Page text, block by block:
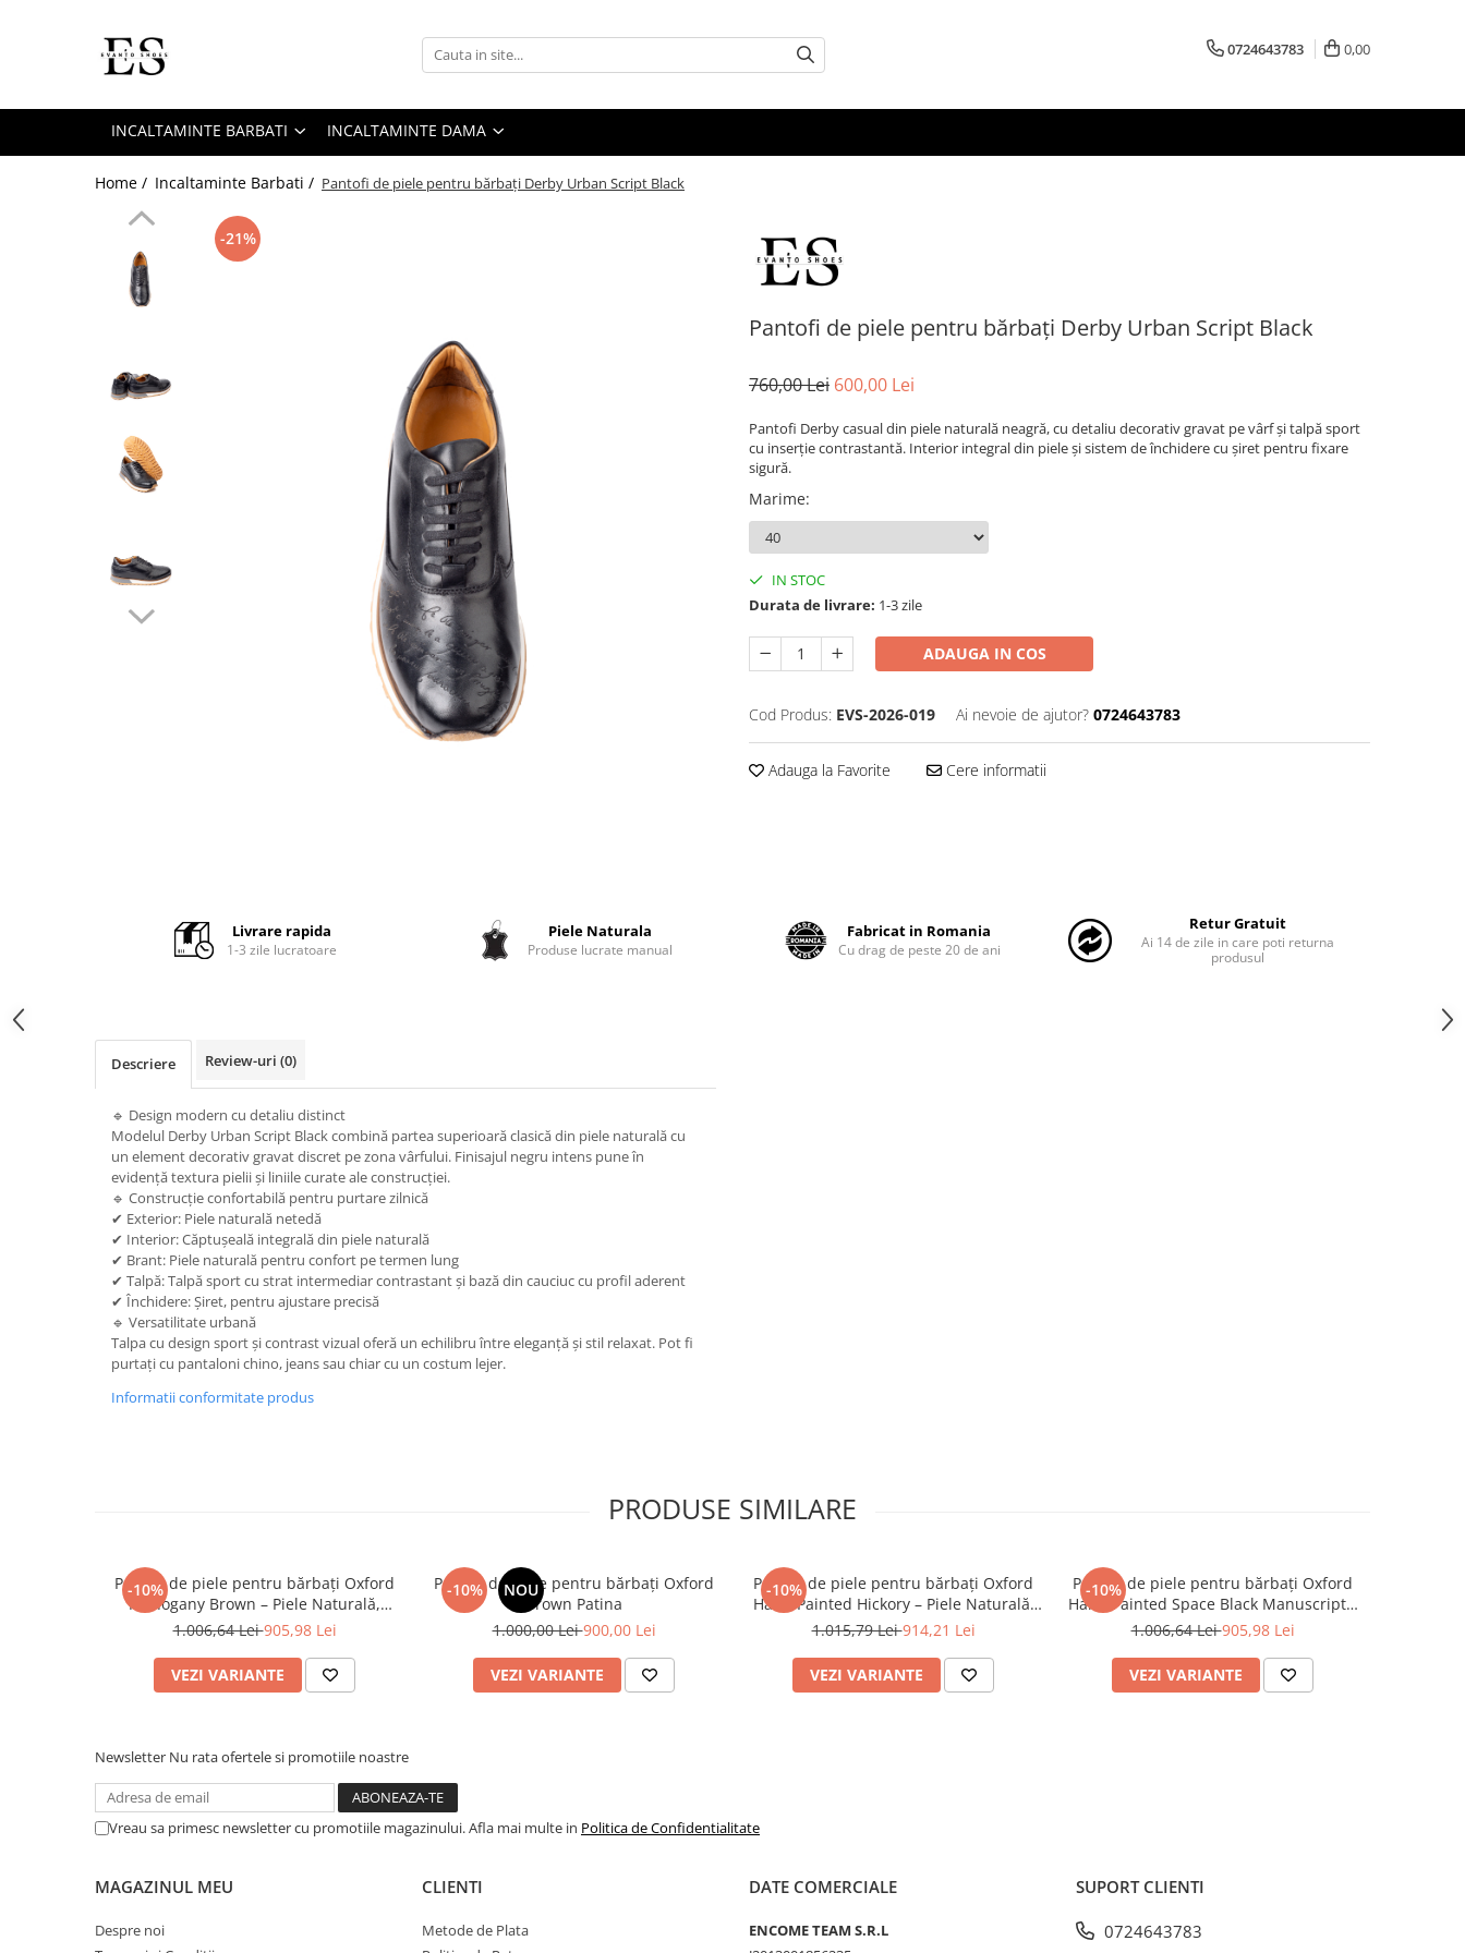
Incaltaminte Barbati
Derby
MonkStraps
Incaltaminte dama
Ghete
0724643783 0,00
INCALTAMINTE BARBATI INCALTAMINTE DAMA
Home / Incaltaminte Barbati / Pantofi de piele pentru bărbați Derby Urban Script Black
Pantofi de piele pentru bărbați Derby Urban Script Black
-21%
760,00 Lei 600,00 Lei
Pantofi Derby casual din piele naturală neagră, cu detaliu decorativ gravat pe vârf și talpă sport
cu inserție contrastantă. Interior integral din piele și sistem de închidere cu șiret pentru fixare
sigură.
Marime:
IN STOC
Durata de livrare: 1-3 zile
ADAUGA IN COS
Cod Produs: EVS-2026-019 Ai nevoie de ajutor? 0724643783
Adauga la Favorite Cere informatii
Livrare rapida
1-3 zile lucratoare
Piele Naturala
Produse lucrate manual
Fabricat in Romania
Cu drag de peste 20 de ani
Retur Gratuit
Ai 14 de zile in care poti returna
produsul
Descriere Review-uri (0)
🔹 Design modern cu detaliu distinct
Modelul Derby Urban Script Black combină partea superioară clasică din piele naturală cu
un element decorativ gravat discret pe zona vârfului. Finisajul negru intens pune în
evidență textura pielii și liniile curate ale construcției.
🔹 Construcție confortabilă pentru purtare zilnică
✔ Exterior: Piele naturală netedă
✔ Interior: Căptușeală integrală din piele naturală
✔ Brant: Piele naturală pentru confort pe termen lung
✔ Talpă: Talpă sport cu strat intermediar contrastant și bază din cauciuc cu profil aderent
✔ Închidere: Șiret, pentru ajustare precisă
🔹 Versatilitate urbană
Talpa cu design sport și contrast vizual oferă un echilibru între eleganță și stil relaxat. Pot fi
purtați cu pantaloni chino, jeans sau chiar cu un costum lejer.
Informatii conformitate produs
PRODUSE SIMILARE
-10%
Pantofi de piele pentru bărbați Oxford
Mahogany Brown – Piele Naturală,
Eleganță Clasică
1.006,64 Lei905,98 Lei
VEZI VARIANTE
-10% NOU
Pantofi de piele pentru bărbați Oxford
Brown Patina
1.000,00 Lei900,00 Lei
VEZI VARIANTE
-10%
Pantofi de piele pentru bărbați Oxford
Hand Painted Hickory – Piele Naturală,
Pictați Manual, Talpă Roșie
1.015,79 Lei914,21 Lei
VEZI VARIANTE
-10%
Pantofi de piele pentru bărbați Oxford
Hand Painted Space Black Manuscript –
Piele Naturală, Pictați Manual, Talpă
1.006,64 Lei905,98 Lei
VEZI VARIANTE
Newsletter Nu rata ofertele si promotiile noastre
Vreau sa primesc newsletter cu promotiile magazinului. Afla mai multe in Politica de Confidentialitate
MAGAZINUL MEU
Despre noi
CLIENTI
Metode de Plata
DATE COMERCIALE
ENCOME TEAM S.R.L
SUPORT CLIENTI
0724643783